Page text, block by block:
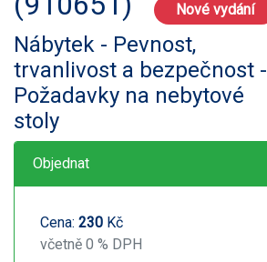
Nové vydání
Nábytek - Pevnost,
trvanlivost a bezpečnost -
Požadavky na nebytové
stoly
Objednat
Cena: 230 Kč
včetně 0 % DPH